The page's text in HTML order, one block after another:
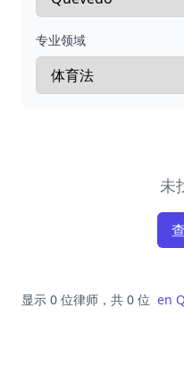
专业领域
未
显示 0 位律师，共 0 位 en